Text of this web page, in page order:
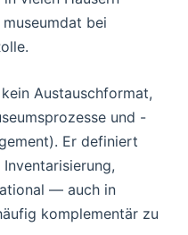
bei
Austauschformat,
und -
Er definiert
— auch in
komplementär zu